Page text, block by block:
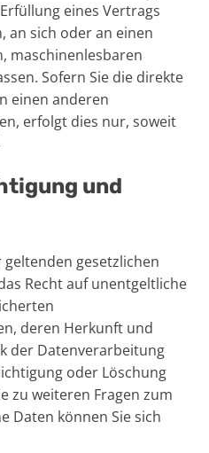
eines Vertrags
sich oder an einen
maschinenlesbaren
Sofern Sie die direkte
einen anderen
erfolgt dies nur, soweit
und
gesetzlichen
Recht auf unentgeltliche
deren Herkunft und
der Datenverarbeitung
oder Löschung
zu weiteren Fragen zum
Daten können Sie sich